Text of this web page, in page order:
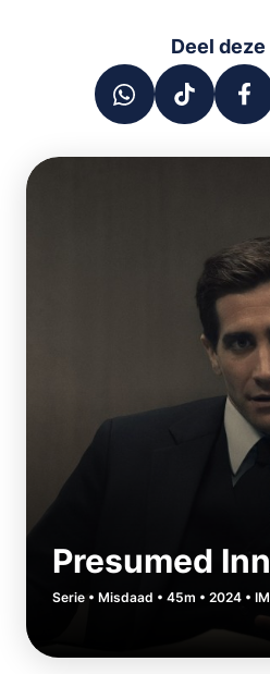
Deel
Presumed
Serie • Misdaad • 45m • 2024 •